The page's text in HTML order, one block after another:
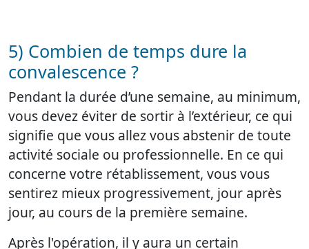
5) Combien de temps dure la
convalescence ?
Pendant la durée d’une semaine, au minimum,
vous devez éviter de sortir à l’extérieur, ce qui
signifie que vous allez vous abstenir de toute
activité sociale ou professionnelle. En ce qui
concerne votre rétablissement, vous vous
sentirez mieux progressivement, jour après
jour, au cours de la première semaine.
Après l'opération, il y aura un certain